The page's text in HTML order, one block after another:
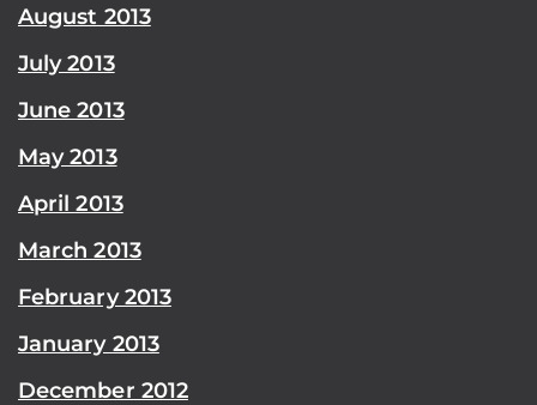
August 2013
July 2013
June 2013
May 2013
April 2013
March 2013
February 2013
January 2013
December 2012